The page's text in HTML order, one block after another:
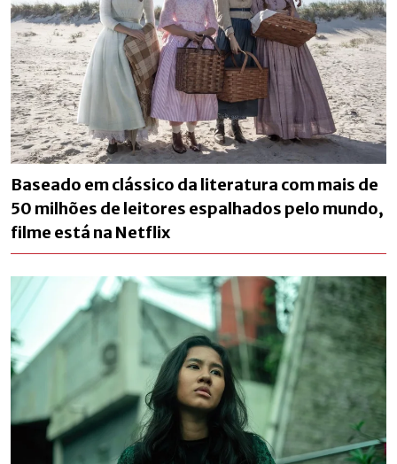
Baseado em clássico da literatura com mais de
50 milhões de leitores espalhados pelo mundo,
filme está na Netflix